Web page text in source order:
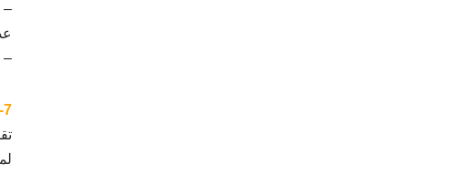
–
–
7- الزوبعة الذهنية أو العصف الذهني